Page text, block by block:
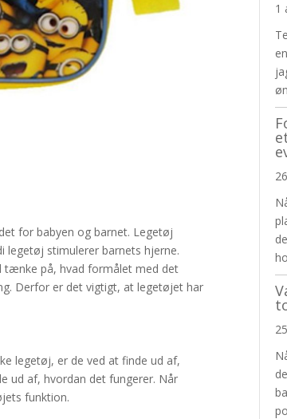
for babyen og barnet. Legetøj
legetøj stimulerer barnets hjerne.
tænke på, hvad formålet med det
Derfor er det vigtigt, at legetøjet har
legetøj, er de ved at finde ud af,
ud af, hvordan det fungerer. Når
funktion.
1